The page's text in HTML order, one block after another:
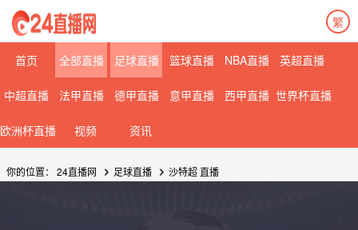
繁
首页 全部直播 足球直播 篮球直播 NBA直播 英超直播
中超直播 法甲直播 德甲直播 意甲直播 西甲直播 世界杯直播
欧洲杯直播 视频 资讯
你的位置： 24直播网 足球直播 沙特超 直播